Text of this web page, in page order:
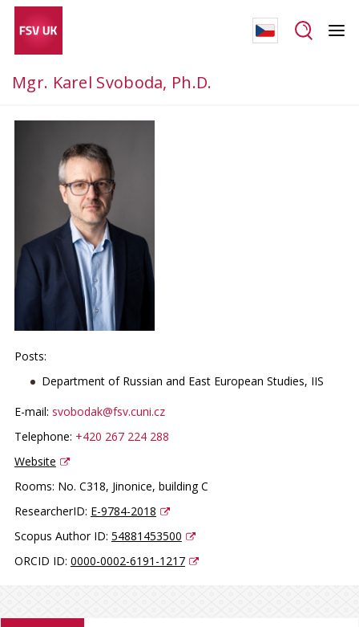
Mgr. Karel Svoboda, Ph.D.
Posts:
Department of Russian and East European Studies, IIS
E-mail: svobodak@fsv.cuni.cz
Telephone: +420 267 224 288
Website
Rooms: No. C318, Jinonice, building C
ResearcherID: E-9784-2018
Scopus Author ID: 54881453500
ORCID ID: 0000-0002-6191-1217